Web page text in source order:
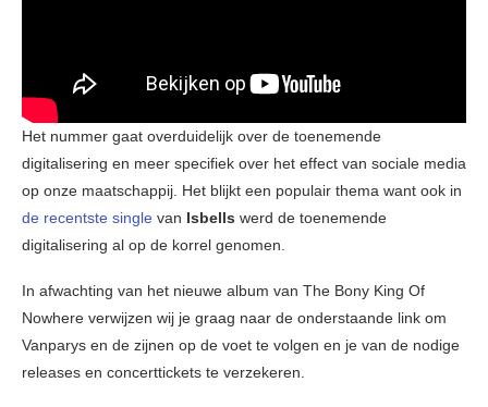
Het nummer gaat overduidelijk over de toenemende
digitalisering en meer specifiek over het effect van sociale media
op onze maatschappij. Het blijkt een populair thema want ook in
de recentste single van Isbells werd de toenemende
digitalisering al op de korrel genomen.
In afwachting van het nieuwe album van The Bony King Of
Nowhere verwijzen wij je graag naar de onderstaande link om
Vanparys en de zijnen op de voet te volgen en je van de nodige
releases en concerttickets te verzekeren.